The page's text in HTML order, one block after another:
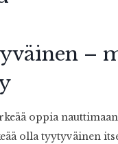
–
oppia
olla tyytyväinen